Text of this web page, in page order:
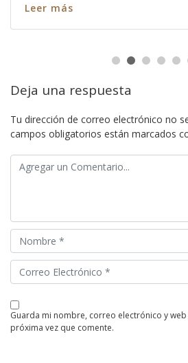
Leer más
Deja una respuesta
Tu dirección de correo electrónico no
campos obligatorios están marcados
guarda mi nombre, correo electrónico y web en este navegador para la
próxima vez que comente.